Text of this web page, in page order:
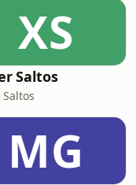
XS
Saltos
MG